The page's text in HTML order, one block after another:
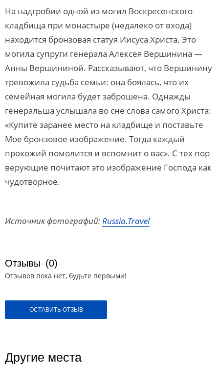
На надгробии одной из могил Воскресенского
кладбища при монастыре (недалеко от входа)
находится бронзовая статуя Иисуса Христа. Это
могила супруги генерала Алексея Вершинина —
Анны Вершининой. Рассказывают, что Вершинину
тревожила судьба семьи: она боялась, что их
семейная могила будет заброшена. Однажды
генеральша услышала во сне слова самого Христа:
«Купите заранее место на кладбище и поставьте
Мое бронзовое изображение. Тогда каждый
прохожий помолится и вспомнит о вас». С тех пор
верующие почитают это изображение Господа как
чудотворное.
Источник фотографий:Russia.Travel
Отзывы (0)
Отзывов пока нет, будьте первыми!
ОСТАВИТЬ ОТЗЫВ
Другие места